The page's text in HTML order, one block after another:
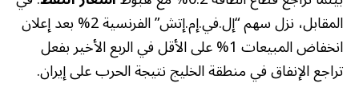
المقابل، نزل سهم “إل.في.إم.إتش” الفرنسية 2% بعد إعلان
انخفاض المبيعات 1% على الأقل في الربع الأخير بفعل
تراجع الإنفاق في منطقة الخليج نتيجة الحرب على إيران.